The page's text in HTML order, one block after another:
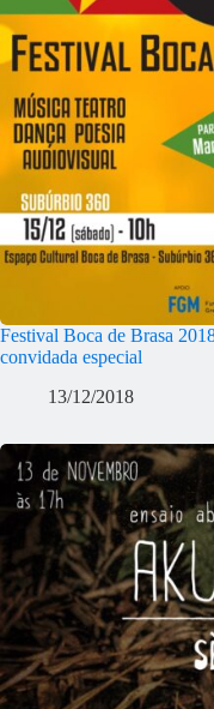
Festival Boca de Brasa
convidada especial
13/12/2018